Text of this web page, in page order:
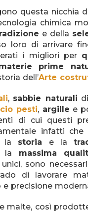
questa nicchia
chimica
e della
loro di arrivare
i migliori per
prime
dell’Arte
, sabbie naturali
pesti, argille e
di cui questi
infatti
la storia e la
la massima
sono
di lavorare
precisione
malte, così